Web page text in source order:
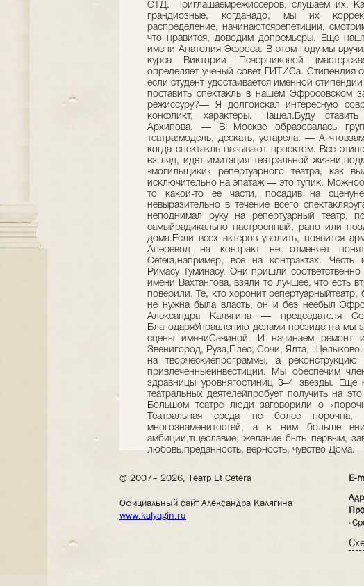
СТД. Приглашаемрежиссеров, слушаем их.
грандиозные, когданадо, мы их
распределение, начинаютсярепетиции,
что нравится, доводим допремьеры. Еще
имени Анатолия Эфроса. В этом году мы
курса Виктории Печерниковой
определяет ученый совет ГИТИСа. Стипендия
если студент удостаивается именной
поставить спектакль в нашем
режиссуру?— Я долгоискал интересную
конфликт, характеры. Нашел.Буду
Архипова. — В Москве образовалась
театра:модель, дескать, устарела. — А
когда спектакль называют проектом. Все
взгляд, идет имитация театральной
«могильщики» репертуарного театра, как
исключительно на эпатаж — это тупик.
то какой-то ее части, посадив на
невыразительно в течение всего
неподнимал руку на репертуарный театр,
самыйрадикально настроенный, рано или
дома.Если всех актеров уволить, появится
Аперевод на контракт не отменяет
Cetera,например, все на контрактах. Честь
Римасу Туминасу. Они пришли
имени Вахтангова, взяли то лучшее, что есть
поверили. Те, кто хоронит
не нужна была власть, он и без неебыл
Александра Калягина — председателя
БлагодаряУправлению делами президента мы
сцены имениСавиной. И начинаем ремонт
Звенигород, Руза,Плес, Сочи, Ялта, Щелыково.
на творческиепрограммы, а
привлеченныеинвестиции. Мы обеспечим
здравницы уровнягостиниц 3–4 звезды.
театральных деятелейпробует получить на
Большом театре люди заговорили о
Театральная среда не более
многознаменитостей, а к ним больше
амбиции,тщеславие, желание быть первым,
любовь,преданность, верность, чувство Дома.
© 2007– 2026, Театр Et Cetera
Официальный сайт Александра Калягина
www.kalyagin.ru
E-